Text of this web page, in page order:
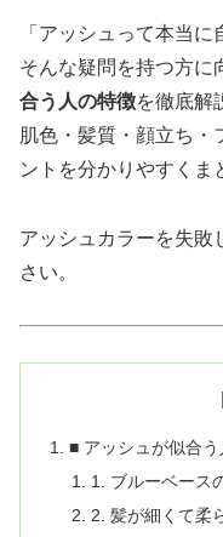
「アッシュって本当に
そんな疑問を持つ方に
合う人の特徴を徹底解
肌色・髪質・顔立ち・
ントを分かりやすくま
アッシュカラーを失敗
さい。
■ アッシュが似合
1. ブルーベース
2. 髪が細くて柔